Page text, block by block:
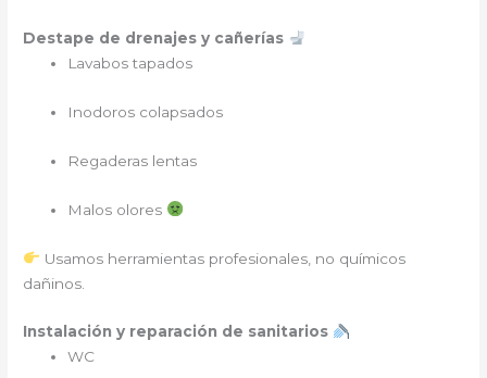
Destape de drenajes y cañerías
Lavabos tapados
Inodoros colapsados
Regaderas lentas
Malos olores
Usamos herramientas profesionales, no químicos
dañinos.
Instalación y reparación de sanitarios
WC